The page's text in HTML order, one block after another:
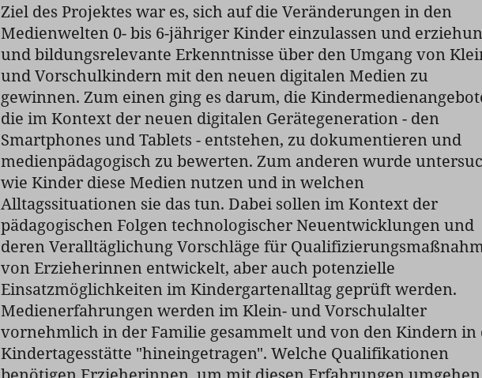
Ziel des Projektes war es, sich auf die Veränderungen in den
Medienwelten 0- bis 6-jähriger Kinder einzulassen und
und bildungsrelevante Erkenntnisse über den Umgang von
und Vorschulkindern mit den neuen digitalen Medien zu
gewinnen. Zum einen ging es darum, die
die im Kontext der neuen digitalen Gerätegeneration - den
Smartphones und Tablets - entstehen, zu dokumentieren und
medienpädagogisch zu bewerten. Zum anderen wurde
wie Kinder diese Medien nutzen und in welchen
Alltagssituationen sie das tun. Dabei sollen im Kontext der
pädagogischen Folgen technologischer Neuentwicklungen und
deren Veralltäglichung Vorschläge für
von Erzieherinnen entwickelt, aber auch potenzielle
Einsatzmöglichkeiten im Kindergartenalltag geprüft werden.
Medienerfahrungen werden im Klein- und Vorschulalter
vornehmlich in der Familie gesammelt und von den Kindern in
Kindertagesstätte "hineingetragen". Welche Qualifikationen